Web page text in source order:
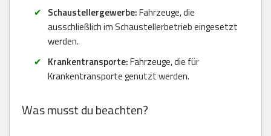
Schaustellergewerbe:Fahrzeuge, die
ausschließlich im Schaustellerbetrieb eingesetzt
werden.
Krankentransporte:Fahrzeuge, die für
Krankentransporte genutzt werden.
Was musst du beachten?